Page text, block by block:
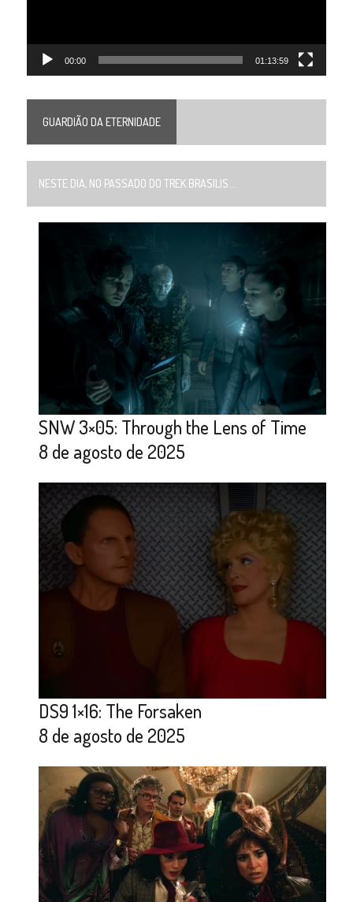
00:00 01:13:59
GUARDIÃO DA ETERNIDADE
NESTE DIA, NO PASSADO DO TREK BRASILIS...
SNW 3×05: Through the Lens of Time
8 de agosto de 2025
DS9 1×16: The Forsaken
8 de agosto de 2025